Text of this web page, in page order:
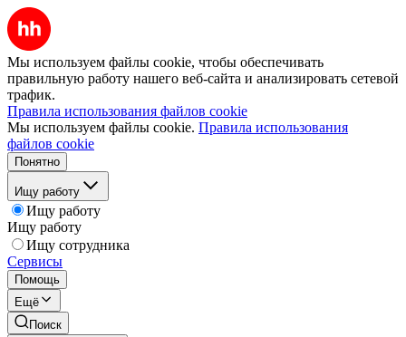
Мы используем файлы cookie, чтобы обеспечивать
правильную работу нашего веб-сайта и анализировать сетевой
трафик.
Правила использования файлов cookie
Мы используем файлы cookie. Правила использования
файлов cookie
Понятно
Ищу работу
Ищу работу
Ищу работу
Ищу сотрудника
Сервисы
Помощь
Ещё
Поиск